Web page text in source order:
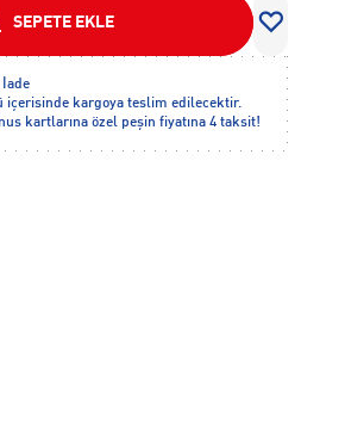
SEPETE EKLE
İade
içerisinde kargoya teslim edilecektir.
kartlarına özel peşin fiyatına 4 taksit!